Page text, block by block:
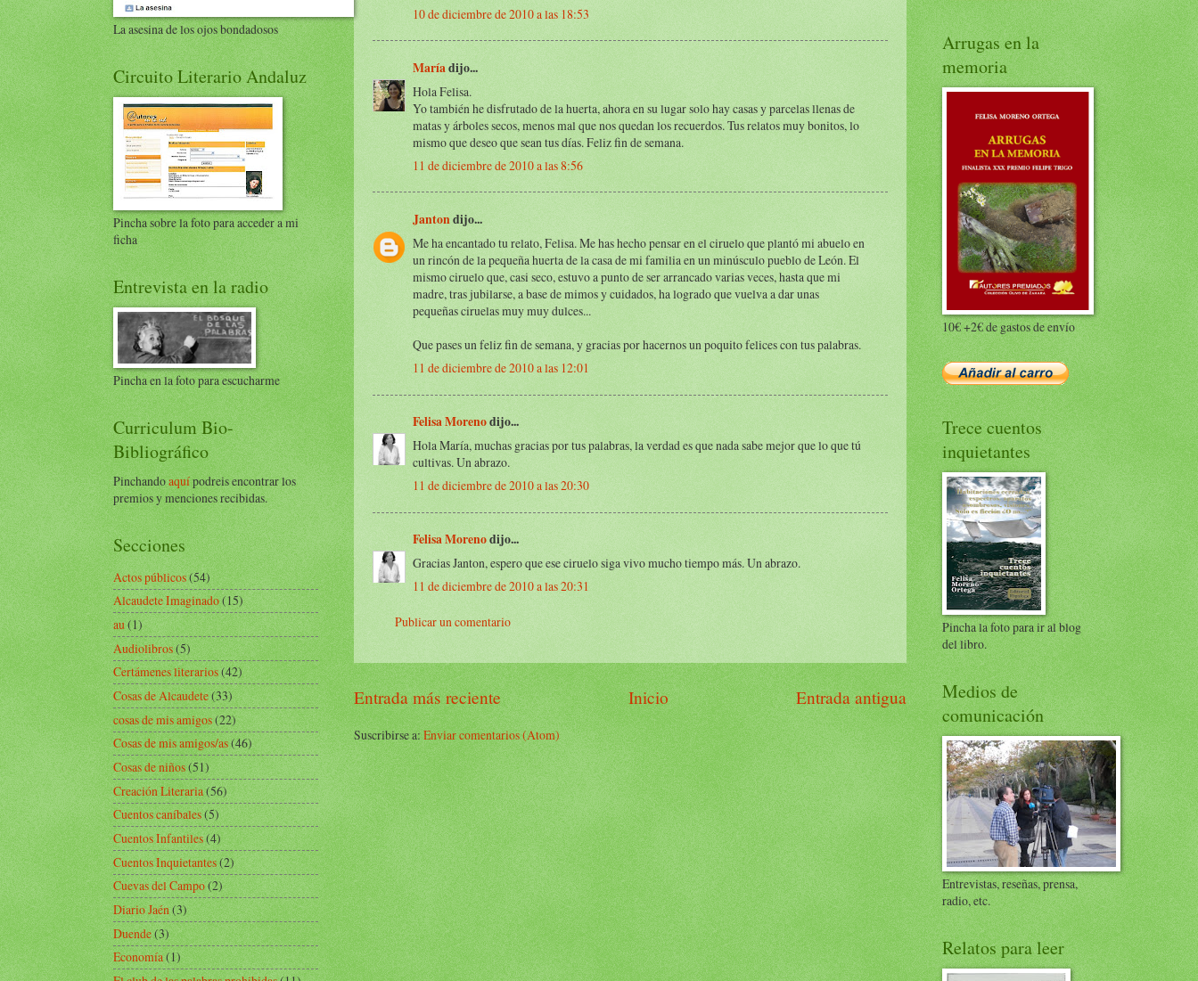
10 de diciembre de 2010 a las 18:53
Maríadijo...
Hola Felisa.
Yo también he disfrutado de la huerta, ahora en su lugar solo hay casas y parcelas llenas de
matas y árboles secos, menos mal que nos quedan los recuerdos. Tus relatos muy bonitos, lo
mismo que deseo que sean tus días. Feliz fin de semana.
11 de diciembre de 2010 a las 8:56
Jantondijo...
Me ha encantado tu relato, Felisa. Me has hecho pensar en el ciruelo que plantó mi abuelo en
un rincón de la pequeña huerta de la casa de mi familia en un minúsculo pueblo de León. El
mismo ciruelo que, casi seco, estuvo a punto de ser arrancado varias veces, hasta que mi
madre, tras jubilarse, a base de mimos y cuidados, ha logrado que vuelva a dar unas
pequeñas ciruelas muy muy dulces...
Que pases un feliz fin de semana, y gracias por hacernos un poquito felices con tus palabras.
11 de diciembre de 2010 a las 12:01
Felisa Morenodijo...
Hola María, muchas gracias por tus palabras, la verdad es que nada sabe mejor que lo que tú
cultivas. Un abrazo.
11 de diciembre de 2010 a las 20:30
Felisa Morenodijo...
Gracias Janton, espero que ese ciruelo siga vivo mucho tiempo más. Un abrazo.
11 de diciembre de 2010 a las 20:31
Publicar un comentario
Entrada más reciente Entrada antigua
Inicio
Suscribirse a:Enviar comentarios (Atom)
La asesina de los ojos bondadosos
Circuito Literario Andaluz
Pincha sobre la foto para acceder a mi
ficha
Entrevista en la radio
Pincha en la foto para escucharme
Curriculum Bio-
Bibliográfico
Pinchandoaquípodreis encontrar los
premios y menciones recibidas.
Secciones
Actos públicos(54)
Alcaudete Imaginado(15)
au(1)
Audiolibros(5)
Certámenes literarios(42)
Cosas de Alcaudete(33)
cosas de mis amigos(22)
Cosas de mis amigos/as(46)
Cosas de niños(51)
Creación Literaria(56)
Cuentos caníbales(5)
Cuentos Infantiles(4)
Cuentos Inquietantes(2)
Cuevas del Campo(2)
Diario Jaén(3)
Duende(3)
Economía(1)
Arrugas en la
memoria
10€ +2€ de gastos de envío
Trece cuentos
inquietantes
Pincha la foto para ir al blog
del libro.
Medios de
comunicación
Entrevistas, reseñas, prensa,
radio, etc.
Relatos para leer